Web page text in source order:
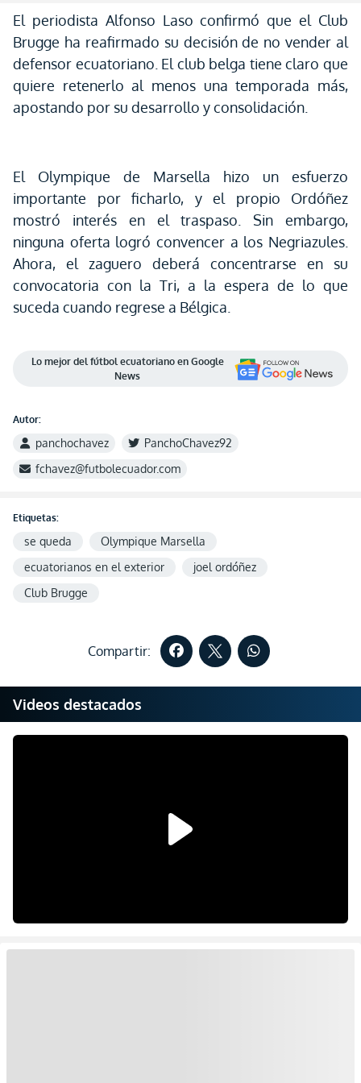
El periodista Alfonso Laso confirmó que el Club
Brugge ha reafirmado su decisión de no vender al
defensor ecuatoriano. El club belga tiene claro que
quiere retenerlo al menos una temporada más,
apostando por su desarrollo y consolidación.
El Olympique de Marsella hizo un esfuerzo
importante por ficharlo, y el propio Ordóñez
mostró interés en el traspaso. Sin embargo,
ninguna oferta logró convencer a los Negriazules.
Ahora, el zaguero deberá concentrarse en su
convocatoria con la Tri, a la espera de lo que
suceda cuando regrese a Bélgica.
Lo mejor del fútbol ecuatoriano en Google
News
Autor:
panchochavez
PanchoChavez92
fchavez@futbolecuador.com
Etiquetas:
se queda
Olympique Marsella
ecuatorianos en el exterior
joel ordóñez
Club Brugge
Compartir:
Videos destacados